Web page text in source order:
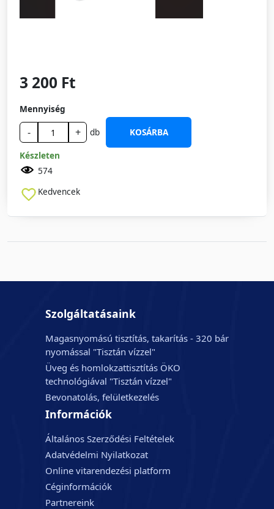
3 200 Ft
Mennyiség
- + db
KOSÁRBA
Készleten
574
Kedvencek
Szolgáltatásaink
Magasnyomású tisztítás, takarítás - 320 bár
nyomással "Tisztán vízzel"
Üveg és homlokzattisztítás ÖKO
technológiával "Tisztán vízzel"
Bevonatolás, felületkezelés
Információk
Általános Szerződési Feltételek
Adatvédelmi Nyilatkozat
Online vitarendezési platform
Céginformációk
Partnereink